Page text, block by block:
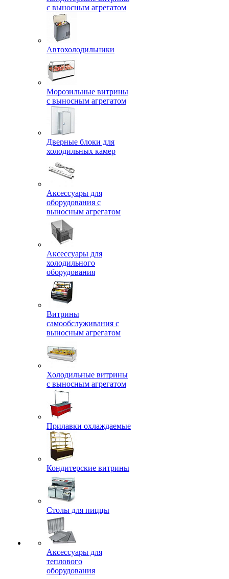
с выносным агрегатом
Автохолодильники
Морозильные витрины
с выносным агрегатом
Дверные блоки для
холодильных камер
Аксессуары для
оборудования с
выносным агрегатом
Аксессуары для
холодильного
оборудования
Витрины
самообслуживания с
выносным агрегатом
Холодильные витрины
с выносным агрегатом
Прилавки охлаждаемые
Кондитерские витрины
Столы для пиццы
Аксессуары для
теплового
оборудования